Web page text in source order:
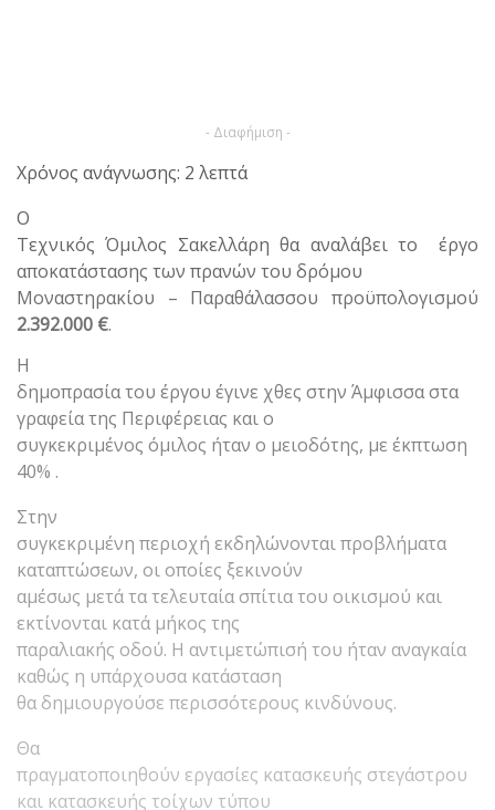
- Διαφήμιση -
Χρόνος ανάγνωσης: 2 λεπτά
Ο
Τεχνικός Όμιλος Σακελλάρη θα αναλάβει το έργο
αποκατάστασης των πρανών του δρόμου
Μοναστηρακίου – Παραθάλασσου προϋπολογισμού
2.392.000 €.
Η
δημοπρασία του έργου έγινε χθες στην Άμφισσα στα
γραφεία της Περιφέρειας και ο
συγκεκριμένος όμιλος ήταν ο μειοδότης, με έκπτωση
40% .
Στην
συγκεκριμένη περιοχή εκδηλώνονται προβλήματα
καταπτώσεων, οι οποίες ξεκινούν
αμέσως μετά τα τελευταία σπίτια του οικισμού και
εκτίνονται κατά μήκος της
παραλιακής οδού. Η αντιμετώπισή του ήταν αναγκαία
καθώς η υπάρχουσα κατάσταση
θα δημιουργούσε περισσότερους κινδύνους.
Θα
πραγματοποιηθούν εργασίες κατασκευής στεγάστρου
και κατασκευής τοίχων τύπου